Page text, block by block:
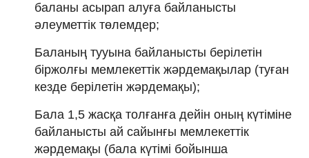
баланы асырап алуға байланысты
әлеуметтік төлемдер;
Баланың тууына байланысты берілетін
біржолғы мемлекеттік жәрдемақылар (туған
кезде берілетін жәрдемақы);
Бала 1,5 жасқа толғанға дейін оның күтіміне
байланысты ай сайынғы мемлекеттік
жәрдемақы (бала күтімі бойынша